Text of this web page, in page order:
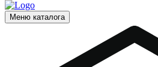
Меню каталога